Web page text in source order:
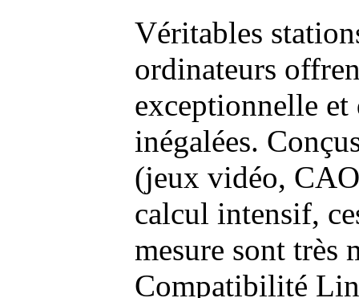
Véritables
ordinateurs
exceptionnelle et
inégalées.
(jeux vidéo,
calcul intensif,
mesure sont très
Compatibilité